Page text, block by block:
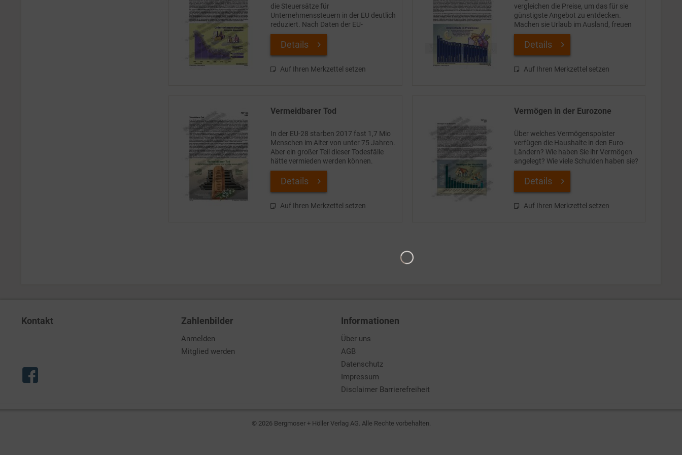
die Steuersätze für
Unternehmenssteuern in der EU deutlich
reduziert. Nach Daten der EU-
Kommission gingen sie in den heute zur
EU gehörenden 27 Ländern von
Details
Auf Ihren Merkzettel setzen
vergleichen die Preise, um das für sie
günstigste Angebot zu entdecken.
Machen sie Urlaub im Ausland, freuen
sie sich, wenn sie für den gleichen
Betrag mehr bekommen als zu Hause
Details
Auf Ihren Merkzettel setzen
Vermeidbarer Tod
In der EU-28 starben 2017 fast 1,7 Mio
Menschen im Alter von unter 75 Jahren.
Aber ein großer Teil dieser Todesfälle
hätte vermieden werden können.
Gesundheitsforscher gehen davon aus,
dass viele Krankheiten so weit
Details
Auf Ihren Merkzettel setzen
Vermögen in der Eurozone
Über welches Vermögenspolster
verfügen die Haushalte in den Euro-
Ländern? Wie haben Sie ihr Vermögen
angelegt? Wie viele Schulden haben sie?
Und wie gut sind sie für den Fall eines
finanziellen Rückschlags gewappnet?
Details
Auf Ihren Merkzettel setzen
Kontakt Zahlenbilder
Anmelden
Mitglied werden
Informationen
Über uns
AGB
Datenschutz
Impressum
Disclaimer Barrierefreiheit
© 2026 Bergmoser + Höller Verlag AG. Alle Rechte vorbehalten.